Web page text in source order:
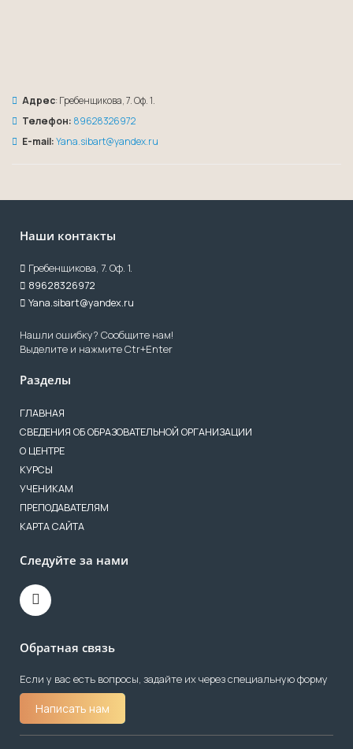
Адрес: Гребенщикова, 7. Оф. 1.
Телефон: 89628326972
E-mail:Yana.sibart@yandex.ru
Наши контакты
Гребенщикова, 7. Оф. 1.
89628326972
Yana.sibart@yandex.ru
Нашли ошибку? Сообщите нам!
Выделите и нажмите Ctr+Enter
Разделы
ГЛАВНАЯ
СВЕДЕНИЯ ОБ ОБРАЗОВАТЕЛЬНОЙ ОРГАНИЗАЦИИ
О ЦЕНТРЕ
КУРСЫ
УЧЕНИКАМ
ПРЕПОДАВАТЕЛЯМ
КАРТА САЙТА
Следуйте за нами
Обратная связь
Если у вас есть вопросы, задайте их через специальную форму
Написать нам